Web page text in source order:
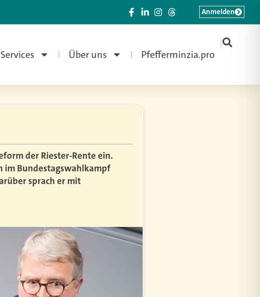
Services Über uns Pfefferminzia.pro
|
Anmelden
der Riester-Rente ein.
im Bundestagswahlkampf
sprach er mit